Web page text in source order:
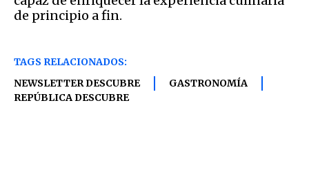
de principio a fin.
TAGS RELACIONADOS:
NEWSLETTER DESCUBRE
GASTRONOMÍA
REPÚBLICA DESCUBRE